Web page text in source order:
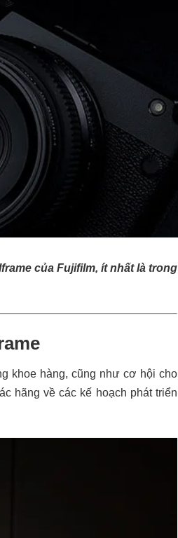
của Fujifilm, ít nhất là trong
khoe hàng, cũng như cơ hội cho
hãng về các kế hoạch phát triển